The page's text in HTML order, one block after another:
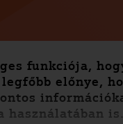
funkciója,
előnye,
használatában is.